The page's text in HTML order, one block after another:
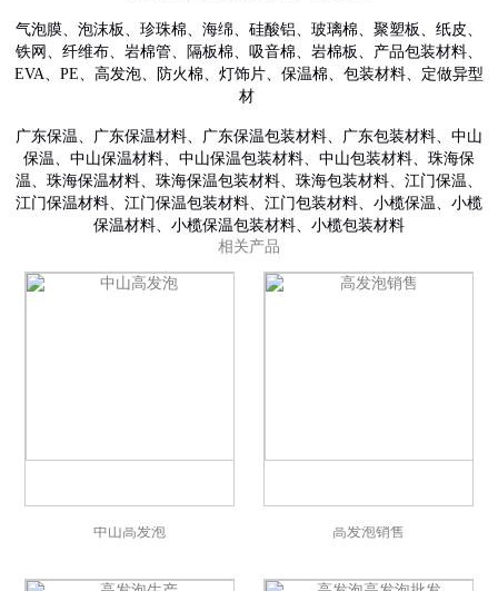
气泡膜、泡沫板、珍珠棉、海绵、硅酸铝、玻璃棉、聚塑板、纸皮、
铁网、纤维布、岩棉管、隔板棉、吸音棉、岩棉板、产品包装材料、
EVA、PE、高发泡、防火棉、灯饰片、保温棉、包装材料、定做异型
材
广东保温、广东保温材料、广东保温包装材料、广东包装材料、中山
保温、中山保温材料、中山保温包装材料、中山包装材料、珠海保
温、珠海保温材料、珠海保温包装材料、珠海包装材料、江门保温、
江门保温材料、江门保温包装材料、江门包装材料、小榄保温、小榄
保温材料、小榄保温包装材料、小榄包装材料
相关产品
中山高发泡 高发泡销售